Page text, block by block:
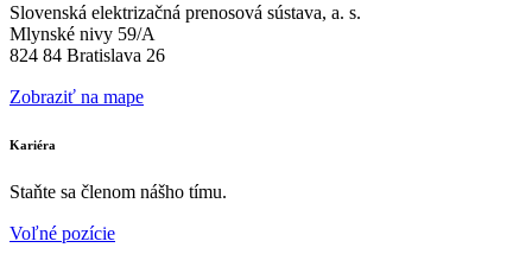
Slovenská elektrizačná prenosová sústava, a. s.
Mlynské nivy 59/A
824 84 Bratislava 26
Zobraziť na mape
Kariéra
Staňte sa členom nášho tímu.
Voľné pozície